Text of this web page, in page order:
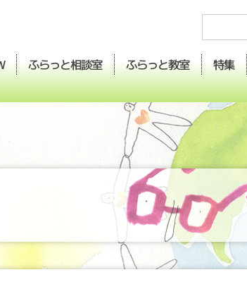
ふらっと相談室 ふらっと教室 特集